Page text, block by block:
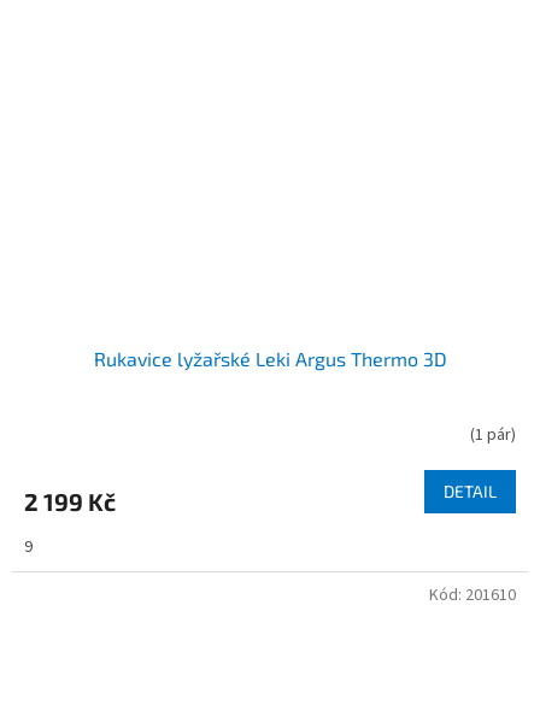
Rukavice lyžařské Leki Argus Thermo 3D
(1 pár)
2 199 Kč DETAIL
9
Kód: 201610